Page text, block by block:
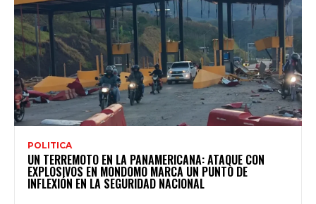
POLITICA
UN TERREMOTO EN LA PANAMERICANA: ATAQUE CON
EXPLOSIVOS EN MONDOMO MARCA UN PUNTO DE
INFLEXIÓN EN LA SEGURIDAD NACIONAL